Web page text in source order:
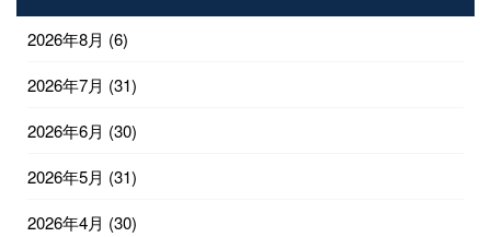
2026年8月 (6)
2026年7月 (31)
2026年6月 (30)
2026年5月 (31)
2026年4月 (30)